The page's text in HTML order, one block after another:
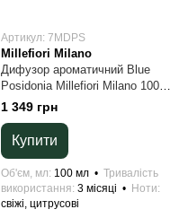
Артикул: 7MDPS
Millefiori Milano
Дифузор ароматичний Blue
Posidonia Millefiori Milano 100
мл
1 349 грн
Купити
Об'єм, мл 100 мл
Тривалість
використання 3 місяці
Ноти
свіжі, цитрусові